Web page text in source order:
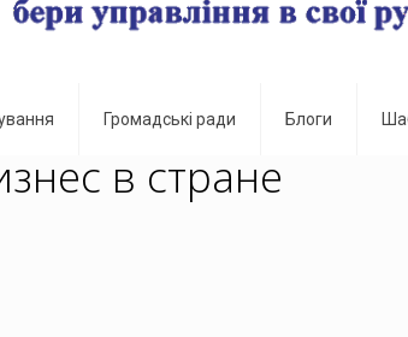
Громадські ради Блоги
в стране